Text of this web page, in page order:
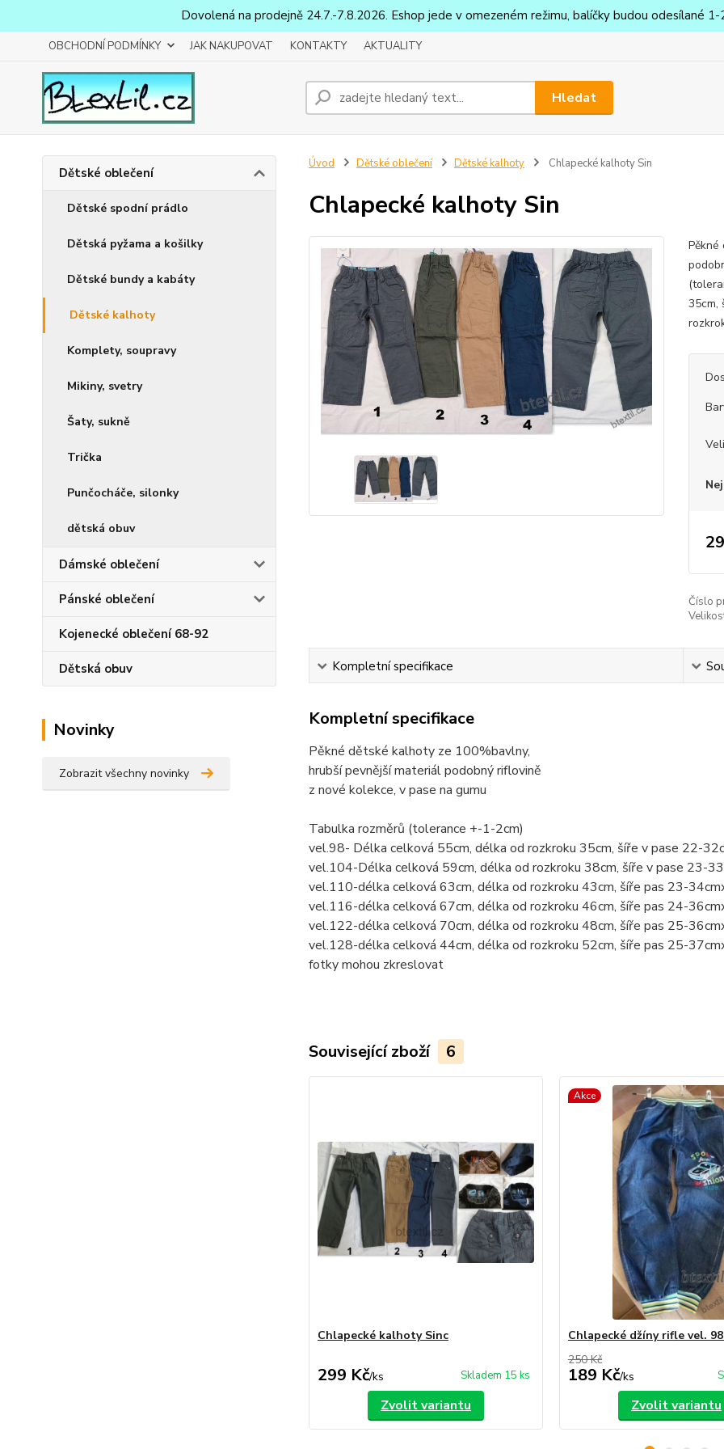
Dovolená na prodejně 24.7.-7.8.2026. Eshop jede v omezeném režimu, balíčky budou odesílané
OBCHODNÍ PODMÍNKY JAK NAKUPOVAT KONTAKTY AKTUALITY
Hledat
Dětské oblečení
Dětské spodní prádlo
Dětská pyžama a košilky
Dětské bundy a kabáty
Dětské kalhoty
Komplety, soupravy
Mikiny, svetry
Šaty, sukně
Trička
Punčocháče, silonky
dětská obuv
Dámské oblečení
Pánské oblečení
Kojenecké oblečení 68-92
Dětská obuv
Novinky
Zobrazit všechny novinky
Úvod Dětské oblečení Dětské kalhoty Chlapecké kalhoty Sin
Chlapecké kalhoty Sin
35cm,
Číslo
Kompletní specifikace
Kompletní specifikace
Pěkné dětské kalhoty ze 100%bavlny,
hrubší pevnější materiál podobný riflovině
z nové kolekce, v pase na gumu
Tabulka rozměrů (tolerance +-1-2cm)
vel.98- Délka celková 55cm, délka od rozkroku 35cm, šíře v pase 22-
vel.104-Délka celková 59cm, délka od rozkroku 38cm, šíře v pase 23-
vel.110-délka celková 63cm, délka od rozkroku 43cm, šíře pas 23-
vel.116-délka celková 67cm, délka od rozkroku 46cm, šíře pas 24-
vel.122-délka celková 70cm, délka od rozkroku 48cm, šíře pas 25-
vel.128-délka celková 44cm, délka od rozkroku 52cm, šíře pas 25-
fotky mohou zkreslovat
Související zboží 6
Chlapecké kalhoty Sinc
299 Kč/ks Skladem 15 ks
Zvolit variantu
Akce
Chlapecké džíny rifle vel.
250 Kč
189 Kč/ks
Zvolit variantu